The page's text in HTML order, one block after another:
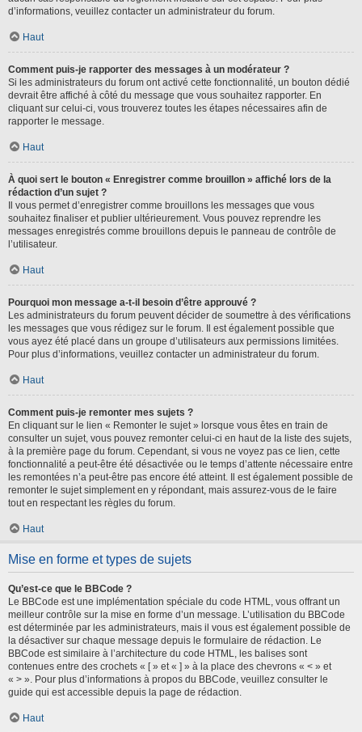
d’informations, veuillez contacter un administrateur du forum.
Haut
Comment puis-je rapporter des messages à un modérateur ?
Si les administrateurs du forum ont activé cette fonctionnalité, un bouton dédié
devrait être affiché à côté du message que vous souhaitez rapporter. En
cliquant sur celui-ci, vous trouverez toutes les étapes nécessaires afin de
rapporter le message.
Haut
À quoi sert le bouton « Enregistrer comme brouillon » affiché lors de la
rédaction d’un sujet ?
Il vous permet d’enregistrer comme brouillons les messages que vous
souhaitez finaliser et publier ultérieurement. Vous pouvez reprendre les
messages enregistrés comme brouillons depuis le panneau de contrôle de
l’utilisateur.
Haut
Pourquoi mon message a-t-il besoin d’être approuvé ?
Les administrateurs du forum peuvent décider de soumettre à des vérifications
les messages que vous rédigez sur le forum. Il est également possible que
vous ayez été placé dans un groupe d’utilisateurs aux permissions limitées.
Pour plus d’informations, veuillez contacter un administrateur du forum.
Haut
Comment puis-je remonter mes sujets ?
En cliquant sur le lien « Remonter le sujet » lorsque vous êtes en train de
consulter un sujet, vous pouvez remonter celui-ci en haut de la liste des sujets,
à la première page du forum. Cependant, si vous ne voyez pas ce lien, cette
fonctionnalité a peut-être été désactivée ou le temps d’attente nécessaire entre
les remontées n’a peut-être pas encore été atteint. Il est également possible de
remonter le sujet simplement en y répondant, mais assurez-vous de le faire
tout en respectant les règles du forum.
Haut
Mise en forme et types de sujets
Qu’est-ce que le BBCode ?
Le BBCode est une implémentation spéciale du code HTML, vous offrant un
meilleur contrôle sur la mise en forme d’un message. L’utilisation du BBCode
est déterminée par les administrateurs, mais il vous est également possible de
la désactiver sur chaque message depuis le formulaire de rédaction. Le
BBCode est similaire à l’architecture du code HTML, les balises sont
contenues entre des crochets « [ » et « ] » à la place des chevrons « < » et
« > ». Pour plus d’informations à propos du BBCode, veuillez consulter le
guide qui est accessible depuis la page de rédaction.
Haut